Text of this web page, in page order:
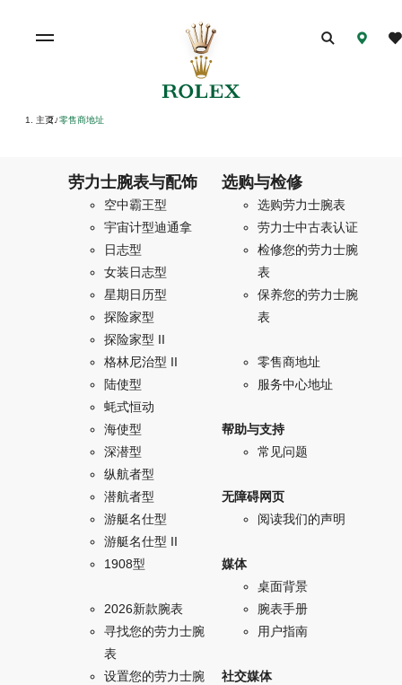
主页/ 零售商地址
劳力士腕表与配饰
空中霸王型
宇宙计型迪通拿
日志型
女装日志型
星期日历型
探险家型
探险家型 II
格林尼治型 II
陆使型
蚝式恒动
海使型
深潜型
纵航者型
潜航者型
游艇名仕型
游艇名仕型 II
1908型
2026新款腕表
寻找您的劳力士腕
表
设置您的劳力士腕
选购与检修
选购劳力士腕表
劳力士中古表认证
检修您的劳力士腕
表
保养您的劳力士腕
表
零售商地址
服务中心地址
帮助与支持
常见问题
无障碍网页
阅读我们的声明
媒体
桌面背景
腕表手册
用户指南
社交媒体